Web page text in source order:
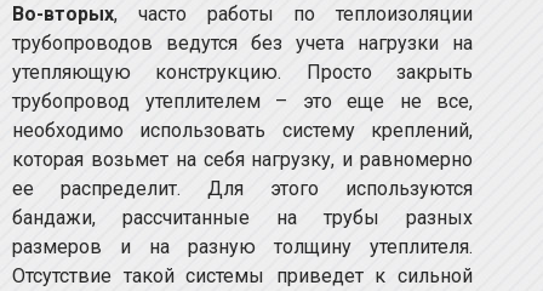
Во-вторых, часто работы по теплоизоляции
трубопроводов ведутся без учета нагрузки на
утепляющую конструкцию. Просто закрыть
трубопровод утеплителем – это еще не все,
необходимо использовать систему креплений,
которая возьмет на себя нагрузку, и равномерно
ее распределит. Для этого используются
бандажи, рассчитанные на трубы разных
размеров и на разную толщину утеплителя.
Отсутствие такой системы приведет к сильной